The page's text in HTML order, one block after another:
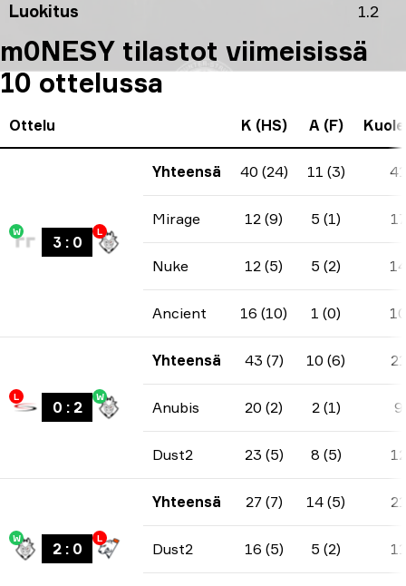
Luokitus 1.2
m0NESY tilastot viimeisissä
10 ottelussa
Ottelu K (HS) A (F)
W
3: 0
L
Yhteensä 40 (24) 11 (3) 41
Mirage 12 (9) 5 (1) 17
Nuke 12 (5) 5 (2) 14
Ancient 16 (10) 1 (0) 10
L
0 : 2
W
Yhteensä 43 (7) 10 (6) 21
Anubis 20 (2) 2 (1) 9
Dust2 23 (5) 8 (5) 12
W
2: 0
L
Yhteensä 27 (7) 14 (5) 21
Dust2 16 (5) 5 (2) 11